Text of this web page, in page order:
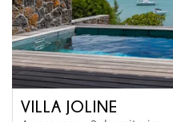
VILLA JOLINE